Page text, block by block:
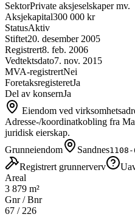
SektorPrivate aksjeselskaper mv.
Aksjekapital300 000 kr
StatusAktiv
Stiftet20. desember 2005
Registrert8. feb. 2006
Vedtektsdato7. nov. 2015
MVA-registrertNei
ForetaksregisteretJa
Del av konsernJa
Eiendom ved
Adresse-/koordinatkobling fra
juridisk eierskap.
Grunneiendom
Sandnes
Registrert grunnerverv
Areal
3 879 m²
Gnr / Bnr
67 /226